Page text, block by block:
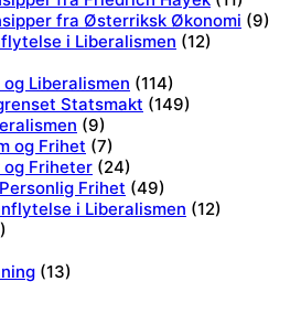
fra Østerriksk Økonomi (9)
i Liberalismen (12)
Liberalismen (114)
Statsmakt (149)
(9)
og Frihet (7)
Friheter (24)
Frihet (49)
i Liberalismen (12)
(13)